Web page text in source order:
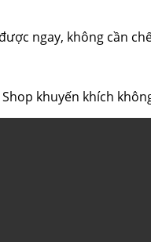
ngay, không cần
khuyến khích